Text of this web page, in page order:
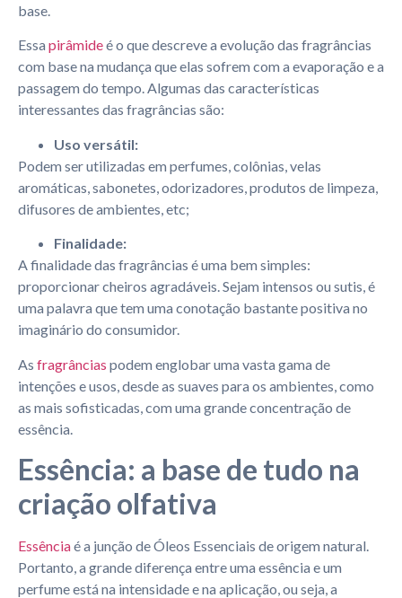
base.
Essa pirâmideé o que descreve a evolução das fragrâncias
com base na mudança que elas sofrem com a evaporação e a
passagem do tempo. Algumas das características
interessantes das fragrâncias são:
Uso versátil:
Podem ser utilizadas em perfumes, colônias, velas
aromáticas, sabonetes, odorizadores, produtos de limpeza,
difusores de ambientes, etc;
Finalidade:
A finalidade das fragrâncias é uma bem simples:
proporcionar cheiros agradáveis. Sejam intensos ou sutis, é
uma palavra que tem uma conotação bastante positiva no
imaginário do consumidor.
As fragrâncias podem englobar uma vasta gama de
intenções e usos, desde as suaves para os ambientes, como
as mais sofisticadas, com uma grande concentração de
essência.
Essência: a base de tudo na
criação olfativa
Essênciaé a junção de Óleos Essenciais de origem natural.
Portanto, a grande diferença entre uma essência e um
perfume está na intensidade e na aplicação, ou seja, a